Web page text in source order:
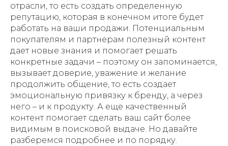
отрасли, то есть создать определенную
репутацию, которая в конечном итоге будет
работать на ваши продажи. Потенциальным
покупателям и партнерам полезный контент
дает новые знания и помогает решать
конкретные задачи – поэтому он запоминается,
вызывает доверие, уважение и желание
продолжить общение, то есть создает
эмоциональную привязку к бренду, а через
него – и к продукту. А еще качественный
контент помогает сделать ваш сайт более
видимым в поисковой выдаче. Но давайте
разберемся подробнее и по порядку.